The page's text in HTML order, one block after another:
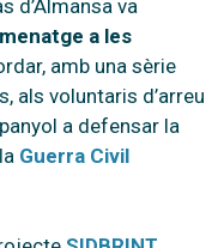
d’Almansa va
a les
amb una sèrie
als voluntaris d’arreu
a defensar la
Guerra Civil